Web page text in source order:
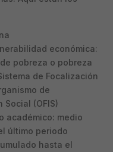
económica:
pobreza o pobreza
de Focalización
de
(OFIS)
académico: medio
último periodo
hasta el